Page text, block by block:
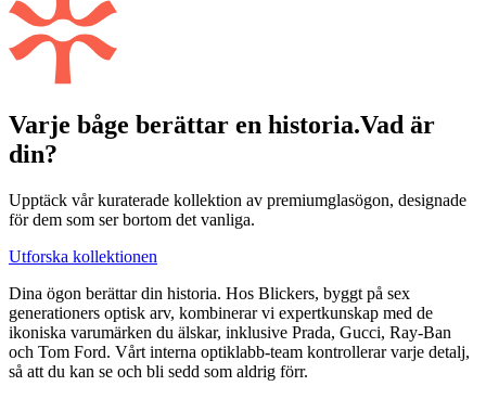
Varje båge berättar en historia.Vad är
din?
Upptäck vår kuraterade kollektion av premiumglasögon, designade
för dem som ser bortom det vanliga.
Utforska kollektionen
Dina ögon berättar din historia. Hos Blickers, byggt på sex
generationers optisk arv, kombinerar vi expertkunskap med de
ikoniska varumärken du älskar, inklusive Prada, Gucci, Ray-Ban
och Tom Ford. Vårt interna optiklabb-team kontrollerar varje detalj,
så att du kan se och bli sedd som aldrig förr.